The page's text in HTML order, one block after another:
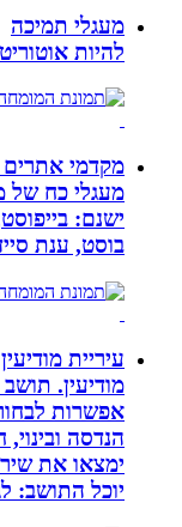
מעגלי תמיכה
להיות אוטוריטה
מקדמי אתרים
מעגלי כח של
ישנם: בייפוסט,
בוסט, ענת סיידר ,
עיריית מודיעין
מודיעין. תושב
אפשרות לבחור את
הנדסה ובינוי,
ימצאו את שירותי
יוכל התושב: לגשת